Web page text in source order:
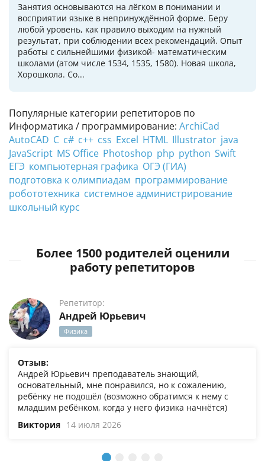
Популярные категории репетиторов по
Информатика / программирование: ArchiCad
AutoCAD C c# c++ css Excel HTML Illustrator java
JavaScript MS Office Photoshop php python Swift
ЕГЭ компьютерная графика ОГЭ (ГИА)
подготовка к олимпиадам программирование
робототехника системное администрирование
школьный курс
Занятия основываются на лёгком в понимании и
восприятии языке в непринуждённой форме. Беру
любой уровень, как правило выходим на нужный
результат, при соблюдении всех рекомендаций. Опыт
работы с сильнейшими физикой- математическим
школами (атом числе 1534, 1535, 1580). Новая школа,
Хорошкола. Со...
Более 1500 родителей оценили
работу репетиторов
Репетитор:
Андрей Юрьевич
Физика
Отзыв:
Андрей Юрьевич преподаватель знающий,
основательный, мне понравился, но к сожалению,
ребёнку не подошёл (возможно обратимся к нему с
младшим ребёнком, когда у него физика начнётся)
Виктория 14 июля 2026